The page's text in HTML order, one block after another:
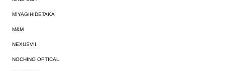
MIYAGIHIDETAKA
M&M
NEXUSVII.
NOCHINO OPTICAL